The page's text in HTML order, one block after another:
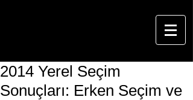
2014 Yerel Seçim
Sonuçları: Erken Seçim ve